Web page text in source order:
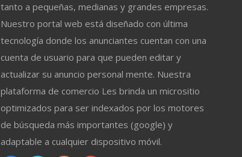
tanto a pequeñas, medianas y grandes empresas.
Nuestro portal web está diseñado con última
tecnología donde los anunciantes cuentan con una
cuenta de usuario para que pueden editar y
actualizar su anuncio personal mente. Nuestra
plataforma de comercio Les brinda un micrositio
optimizados para ser indexados por los motores
de búsqueda más importantes (google) y
adaptable a cualquier dispositivo móvil.